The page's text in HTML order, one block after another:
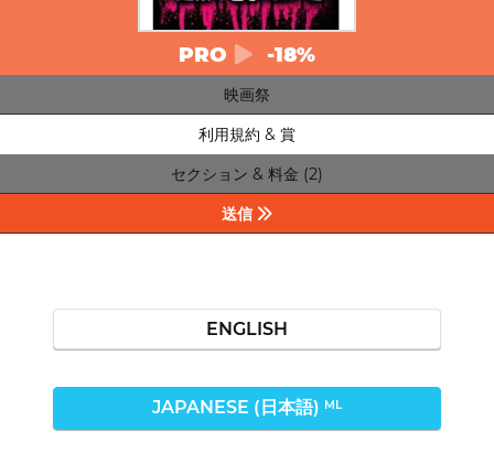
PRO -18%
映画祭
利用規約 & 賞
セクション & 料金 (2)
送信
ENGLISH
JAPANESE (日本語) ML